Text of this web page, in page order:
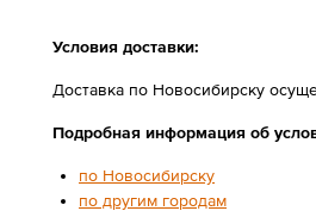
Условия доставки:
Доставка по Новосибирску
Подробная информация об
по Новосибирску
по другим городам